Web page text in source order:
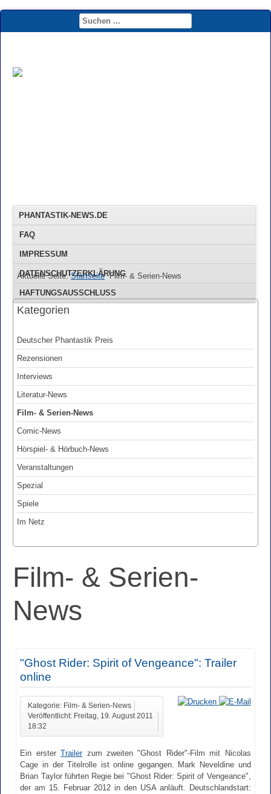
PHANTASTIK-NEWS.DE
FAQ
IMPRESSUM
DATENSCHUTZERKLÄRUNG
HAFTUNGSAUSSCHLUSS
Aktuelle Seite:Startseite Film- & Serien-News
Kategorien
Deutscher Phantastik Preis
Rezensionen
Interviews
Literatur-News
Film- & Serien-News
Comic-News
Hörspiel- & Hörbuch-News
Veranstaltungen
Spezial
Spiele
Im Netz
Film- & Serien-
News
"Ghost Rider: Spirit of Vengeance": Trailer
online
Kategorie: Film- & Serien-News
Veröffentlicht: Freitag, 19. August 2011
18:32
Ein ersterTrailerzum zweiten "Ghost Rider"-Film mit Nicolas
Cage in der Titelrolle ist online gegangen. Mark Neveldine und
Brian Taylor führten Regie bei "Ghost Rider: Spirit of Vengeance",
der am 15. Februar 2012 in den USA anläuft. Deutschlandstart: